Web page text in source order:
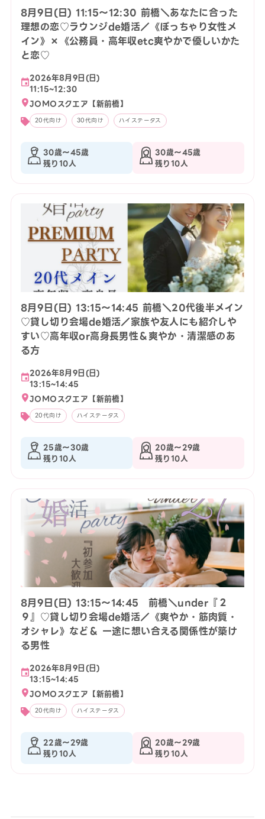
8月9日(日) 11:15〜12:30 前橋＼あなたに合った
理想の恋♡ラウンジde婚活／《ぽっちゃり女性メ
イン》×《公務員・高年収etc爽やかで優しいかた
と恋♡
2026年8月9日(日)
11:15~12:30
JOMOスクエア【新前橋】
20代向け 30代向け ハイステータス
30歳〜45歳
残り10人
30歳〜45歳
残り10人
8月9日(日) 13:15〜14:45 前橋＼20代後半メイン
♡貸し切り会場de婚活／家族や友人にも紹介しや
すい♡高年収or高身長男性＆爽やか・清潔感のあ
る方
2026年8月9日(日)
13:15~14:45
JOMOスクエア【新前橋】
20代向け ハイステータス
25歳〜30歳
残り10人
20歳〜29歳
残り10人
8月9日(日) 13:15〜14:45 前橋＼under『２
９』♡貸し切り会場de婚活／《爽やか・筋肉質・
オシャレ》など＆ 一途に想い合える関係性が築け
る男性
2026年8月9日(日)
13:15~14:45
JOMOスクエア【新前橋】
20代向け ハイステータス
22歳〜29歳
残り10人
20歳〜29歳
残り10人